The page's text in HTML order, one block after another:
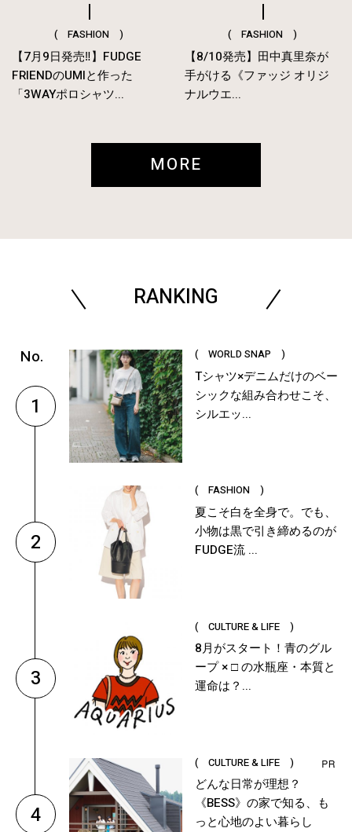
( FASHION )
【7月9日発売‼︎】FUDGE
FRIENDのUMIと作った
「3WAYポロシャツ...
( FASHION )
【8/10発売】田中真里奈が
手がける《ファッジ オリジ
ナルウエ...
MORE
RANKING
1
( WORLD SNAP )
Tシャツ×デニムだけのベー
シックな組み合わせこそ、
シルエッ...
2
( FASHION )
夏こそ白を全身で。でも、
小物は黒で引き締めるのが
FUDGE流 ...
3
( CULTURE & LIFE )
8月がスタート！青のグル
ープ × □ の水瓶座・本質と
運命は？...
4
( CULTURE & LIFE )
どんな日常が理想？
《BESS》の家で知る、も
っと心地のよい暮らし